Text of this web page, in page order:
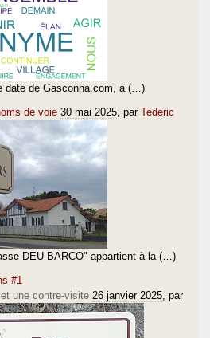
date de Gasconha.com, a (…)
de voie 30 mai 2025 , par Tederic
DEU BARCO" appartient à la (…)
#1
une contre-visite 26 janvier 2025 , par